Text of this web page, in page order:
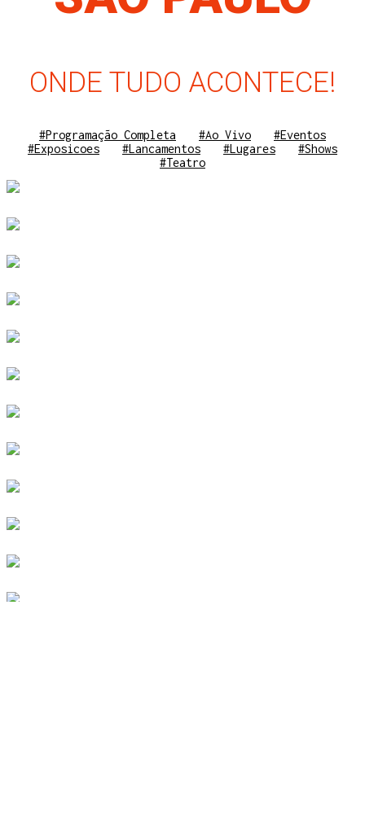
ONDE TUDO ACONTECE!
#Programação Completa #Ao Vivo
#Eventos
#Exposicoes
#Lancamentos #Lugares
#Shows
#Teatro